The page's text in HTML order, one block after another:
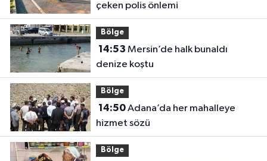
çeken polis önlemi
Bölge
14:53
denize koştu
Bölge
14:50Adana’da her mahalleye
hizmet sözü
Bölge